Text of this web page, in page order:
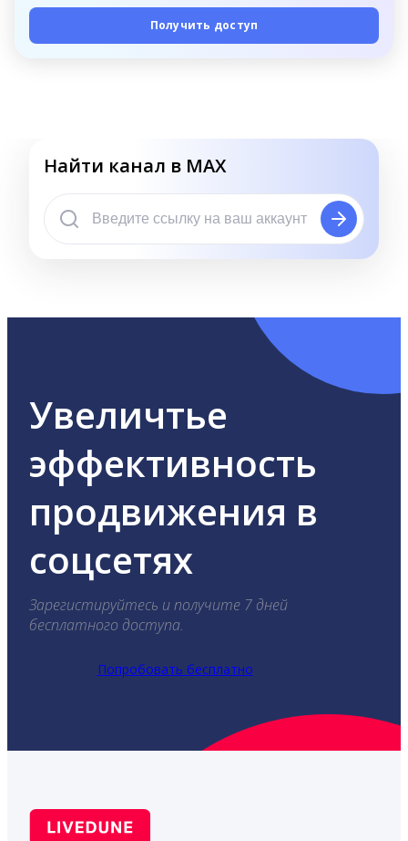
Получить доступ
Найти канал в MAX
Увеличтье
эффективность
продвижения в
соцсетях
Зарегистируйтесь и получите 7 дней
бесплатного доступа.
Попробовать бесплатно